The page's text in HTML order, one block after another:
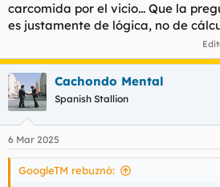
carcomida por el vicio... Que la
es justamente de lógica, no de
Cachondo Mental
Spanish Stallion
6 Mar 2025
GoogleTM rebuznó: